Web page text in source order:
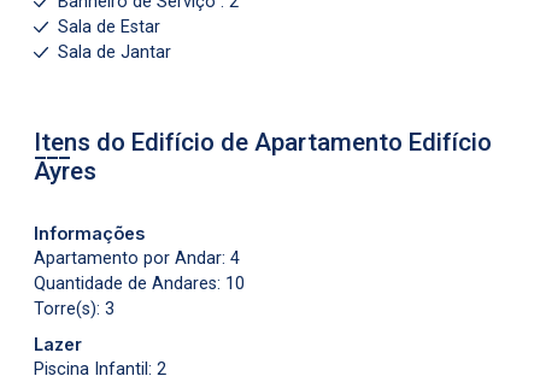
Sala de Estar
Sala de Jantar
Itens do Edifício de Apartamento Edifício
Ayres
Informações
Apartamento por Andar: 4
Quantidade de Andares: 10
Torre(s): 3
Lazer
Piscina Infantil: 2